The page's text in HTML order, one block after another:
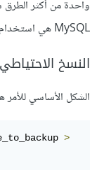
واحدة من أكثر الطرق
MySQL هي استخدام أمرٍ يدعى "
النسخ الاحتياطي
الشكل الأساسي للأمر
>